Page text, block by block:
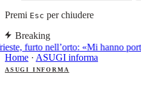
Premi Esc per chiudere
Breaking
furto nell’orto: «Mi hanno
Home · ASUGI informa
ASUGI INFORMA